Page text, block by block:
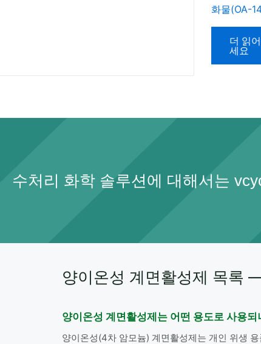
화물(OA-
더 읽
세요
수처리 화학 솔루션에 대해서는
양이온성 계면활성제 목록
양이온성 계면활성제는 어떤 용도로 사용되
양이온성(4차 암모늄) 계면활성제는 개인 위생